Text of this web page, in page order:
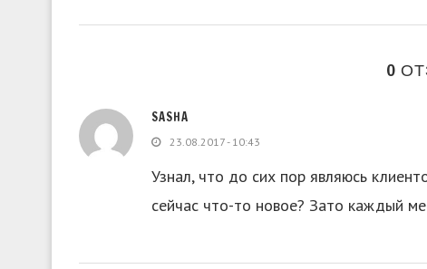
0
SASHA
23.08.2017 - 10:43
Узнал, что до сих пор являюсь
сейчас что-то новое? Зато каждый